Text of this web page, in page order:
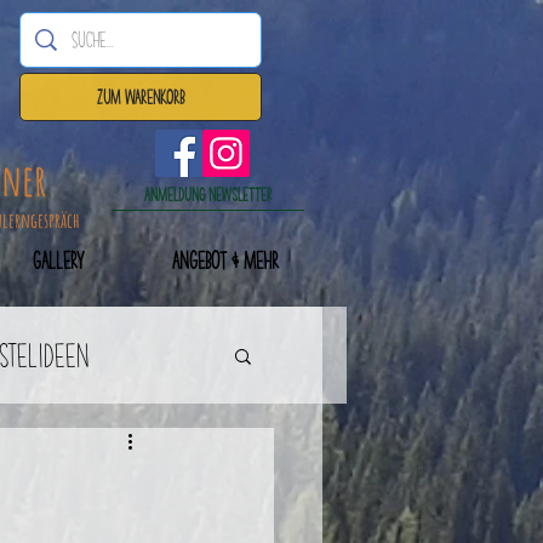
Anmeldung Newsletter
Zum Warenkorb
Gallery Angebot & mehr